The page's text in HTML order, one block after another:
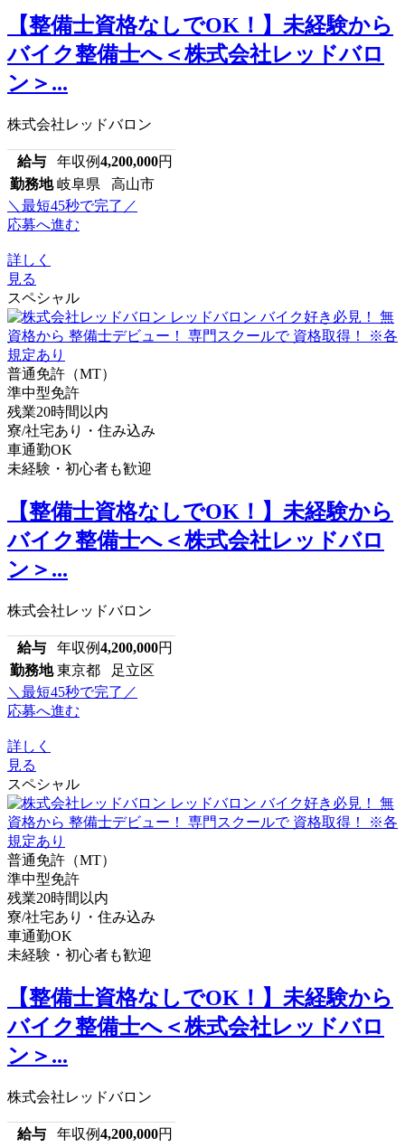
【整備士資格なしでOK！】未経験から
バイク整備士へ＜株式会社レッドバロ
ン＞...
株式会社レッドバロン
給与 年収例4,200,000円
勤務地 岐阜県 高山市
＼最短45秒で完了／
応募へ進む
詳しく
見る
スペシャル
普通免許（MT）
準中型免許
残業20時間以内
寮/社宅あり・住み込み
車通勤OK
未経験・初心者も歓迎
【整備士資格なしでOK！】未経験から
バイク整備士へ＜株式会社レッドバロ
ン＞...
株式会社レッドバロン
給与 年収例4,200,000円
勤務地 東京都 足立区
＼最短45秒で完了／
応募へ進む
詳しく
見る
スペシャル
普通免許（MT）
準中型免許
残業20時間以内
寮/社宅あり・住み込み
車通勤OK
未経験・初心者も歓迎
【整備士資格なしでOK！】未経験から
バイク整備士へ＜株式会社レッドバロ
ン＞...
株式会社レッドバロン
給与 年収例4,200,000円